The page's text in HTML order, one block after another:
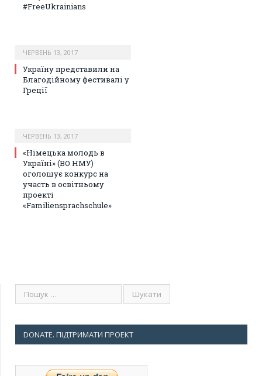
#FreeUkrainians
ЧЕРВЕНЬ 13, 2017
Україну представили на
Благодійному фестивалі у
Греції
ЧЕРВЕНЬ 13, 2017
«Німецька молодь в
Україні» (ВО НМУ)
оголошує конкурс на
участь в освітньому
проекті
«Familiensprachschule»
DONATE. ПІДТРИМАТИ ПРОЕКТ